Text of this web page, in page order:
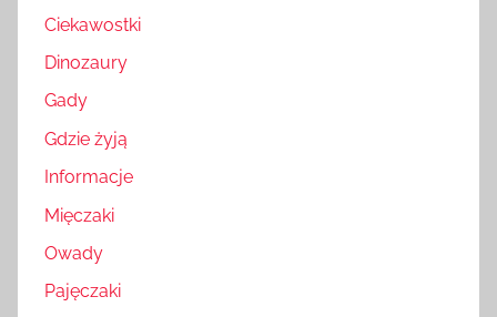
Ciekawostki
Dinozaury
Gady
Gdzie żyją
Informacje
Mięczaki
Owady
Pajęczaki